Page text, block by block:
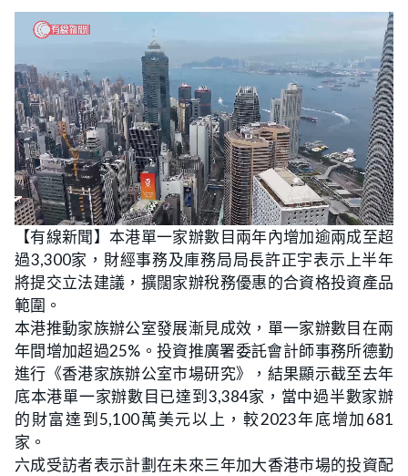
U
n
m
t
e
L
o
a
d
e
d
2
7
4
%
【有線新聞】本港單一家辦數目兩年內增加逾兩成至超
過3,300家，財經事務及庫務局局長許正宇表示上半年
將提交立法建議，擴闊家辦稅務優惠的合資格投資產品
範圍。
本港推動家族辦公室發展漸見成效，單一家辦數目在兩
年間增加超過25%。投資推廣署委託會計師事務所德勤
進行《香港家族辦公室市場研究》，結果顯示截至去年
底本港單一家辦數目已達到3,384家，當中過半數家辦
的財富達到5,100萬美元以上，較2023年底增加681
家。
六成受訪者表示計劃在未來三年加大香港市場的投資配